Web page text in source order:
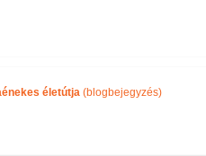
életútja(blogbejegyzés)